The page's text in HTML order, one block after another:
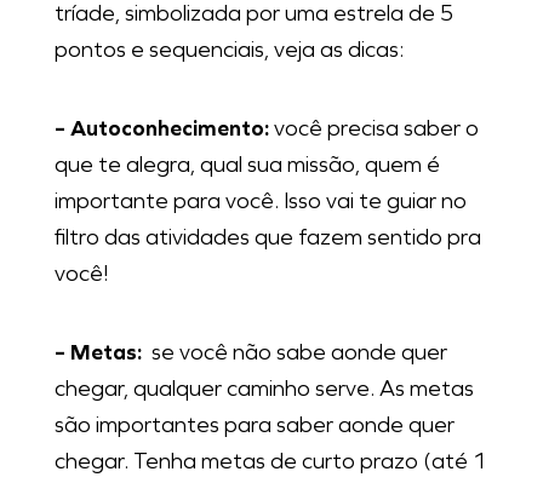
tríade, simbolizada por uma estrela de 5
pontos e sequenciais, veja as dicas:
– Autoconhecimento:você precisa saber o
que te alegra, qual sua missão, quem é
importante para você. Isso vai te guiar no
filtro das atividades que fazem sentido pra
você!
– Metas:se você não sabe aonde quer
chegar, qualquer caminho serve. As metas
são importantes para saber aonde quer
chegar. Tenha metas de curto prazo (até 1